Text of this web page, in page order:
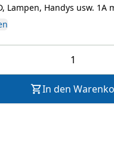
Lampen, Handys usw. 1A
In den